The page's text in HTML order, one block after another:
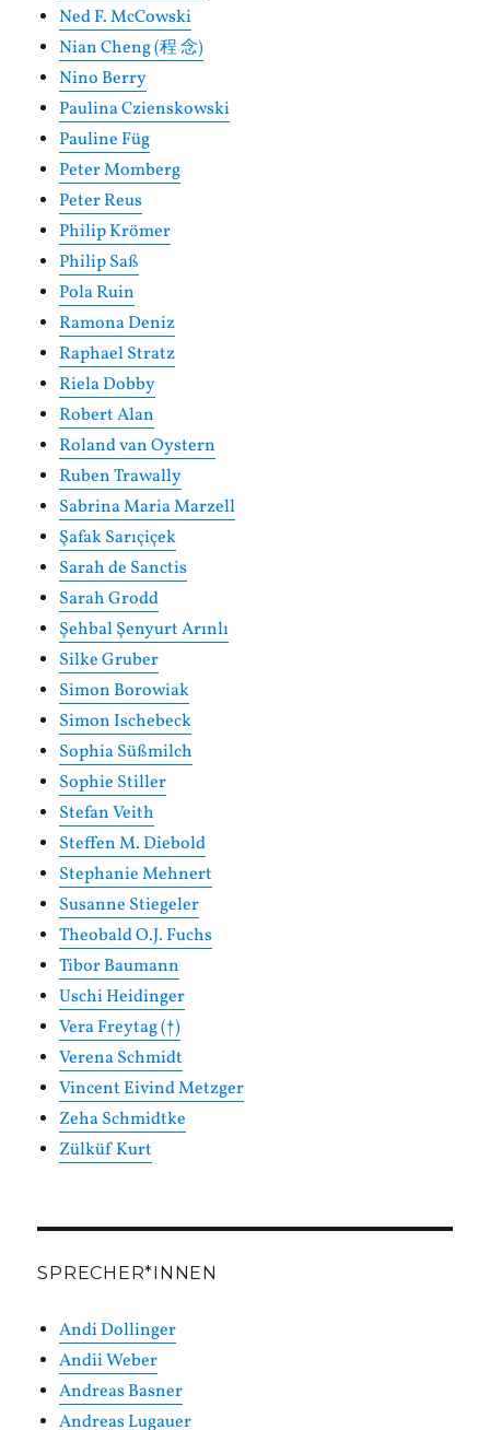
Ned F. McCowski
Nian Cheng (程 念)
Nino Berry
Paulina Czienskowski
Pauline Füg
Peter Momberg
Peter Reus
Philip Krömer
Philip Saß
Pola Ruin
Ramona Deniz
Raphael Stratz
Riela Dobby
Robert Alan
Roland van Oystern
Ruben Trawally
Sabrina Maria Marzell
Şafak Sarıçiçek
Sarah de Sanctis
Sarah Grodd
Şehbal Şenyurt Arınlı
Silke Gruber
Simon Borowiak
Simon Ischebeck
Sophia Süßmilch
Sophie Stiller
Stefan Veith
Steffen M. Diebold
Stephanie Mehnert
Susanne Stiegeler
Theobald O.J. Fuchs
Tibor Baumann
Uschi Heidinger
Vera Freytag (†)
Verena Schmidt
Vincent Eivind Metzger
Zeha Schmidtke
Zülküf Kurt
SPRECHER*INNEN
Andi Dollinger
Andii Weber
Andreas Basner
Andreas Lugauer